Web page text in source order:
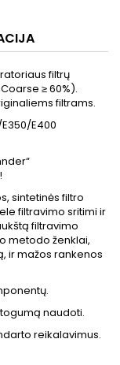
filtrų
≥ 60%).
filtrams.
E400
sintetinės filtro
filtravimo sritimi ir
filtravimo
metodo ženklai,
ir mažos rankenos
naudoti.
reikalavimus.